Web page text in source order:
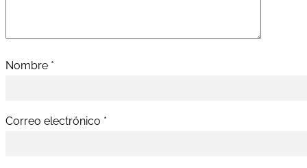
Nombre *
Correo electrónico *